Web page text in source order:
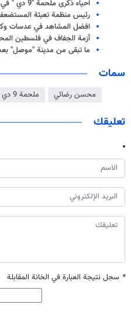
احياء ذكرى ملحمة "9 دي " في اراك وقم /صور
رئيس منظمة تعبئة المستضعفين : فتنة عام
افضل المشاهد في عدسات
أزمة الجفاف في فلسطين
ما تبقى من مدينة "موصل"
سمات
محسن رضائي ملحمة 9 دي
تعليقك
* سجل نتيجة العبارة في الخانة المقابلة